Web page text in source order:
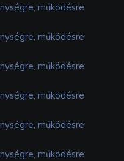
működésre
működésre
működésre
működésre
működésre
működésre